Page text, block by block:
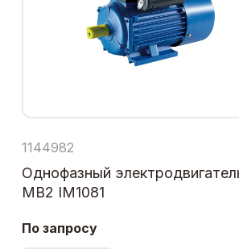
1144982
Однофазный
МВ2 IM1081
По запросу